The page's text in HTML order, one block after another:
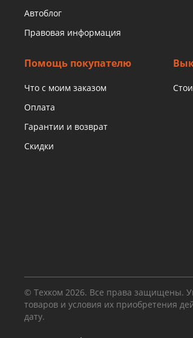
Автоблог
Правовая информация
Помощь покупателю
Что с моим заказом
Оплата
Гарантии и возврат
Скидки
© Техком 2026. Все права защищены.
товаров и условия их приобретения
дату.